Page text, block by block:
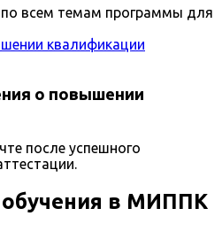
всем темам программы для
о повышении
после успешного
в МИППК